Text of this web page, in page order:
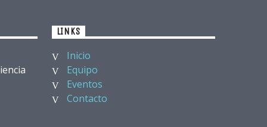
LINKS
Inicio
Equipo
Eventos
Contacto